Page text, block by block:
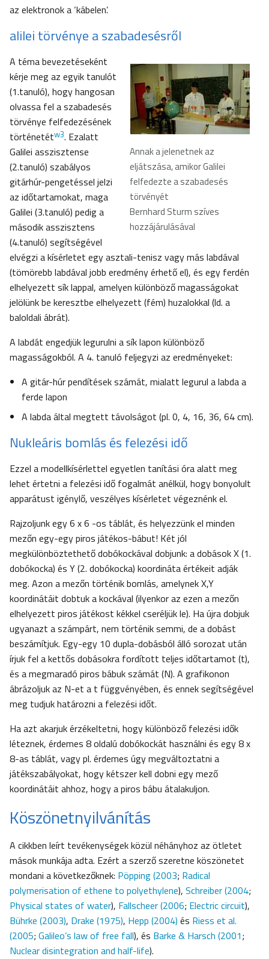
az elektronok a ‘kábelen’.
alilei törvénye a szabadesésről
Annak a jelenetnek az
eljátszása, amikor Galilei
felfedezte a szabadesés
törvényét
Bernhard Sturm szíves
hozzájárulásával
A téma bevezetéseként
kérje meg az egyik tanulót
(1.tanuló), hogy hangosan
olvassa fel a szabadesés
törvénye felfedezésének
történetétw3. Ezalatt
Galilei asszisztense
(2.tanuló) szabályos
gitárhúr-pengetéssel jelzi
az időtartamokat, maga
Galilei (3.tanuló) pedig a
második asszisztens
(4.tanuló) segítségével
elvégzi a kísérletet egy asztali-tenisz vagy más labdával
(tömörebb labdával jobb eredmény érhető el), és egy ferdén
elhelyezett sík lappal, amelyen különböző magasságokat
jelölünk be keresztbe elhelyezett (fém) huzalokkal (ld. a
baloldali ábrát).
A labdát engedjük legurulni a sík lapon különböző
magasságokból. A 4. tanuló feljegyzi az eredményeket:
A gitár-húr pendítések számát, mialatt legurul a labda a
ferde lapon
A labda által megtett távolságot (pl. 0, 4, 16, 36, 64 cm).
Nukleáris bomlás és felezési idő
Ezzel a modellkísérlettel egyetlen tanítási óra alatt meg
lehet értetni a felezési idő fogalmát anélkül, hogy bonyolult
apparátust igénylő, veszélyes kísérletet végeznénk el.
Rajzoljunk egy 6 x 6 -os táblát, és helyezzünk el minden
mezőn egy-egy piros játékos-bábut! Két jól
megkülönböztethető dobókockával dobjunk: a dobások X (1.
dobókocka) és Y (2. dobókocka) koordináta értékeit adják
meg. Azon a mezőn történik bomlás, amelynek X,Y
koordinátáit dobtuk a kockával (ilyenkor az ezen a mezőn
elhelyezett piros játékost kékkel cseréljük le). Ha újra dobjuk
ugyanazt a számpárt, nem történik semmi, de a dobást
beszámítjuk. Egy-egy 10 dupla-dobásból álló sorozat után
írjuk fel a kettős dobásokra fordított teljes időtartamot (t),
és a megmaradó piros bábuk számát (N). A grafikonon
ábrázoljuk az N-et a t függvényében, és ennek segítségével
meg tudjuk határozni a felezési időt.
Ha azt akarjuk érzékeltetni, hogy különböző felezési idők
léteznek, érdemes 8 oldalú dobókockát használni és egy 8 x
8-as táblát, vagy pl. érdemes úgy megváltoztatni a
játékszabályokat, hogy kétszer kell dobni egy mező
koordinátáit ahhoz, hogy a piros bábu átalakuljon.
Köszönetnyilvánítás
A cikkben leírt tevékenységek közül néhányhoz az ötletet
mások munkája adta. Ezért a szerző szeretne köszönetet
mondani a következőknek: Pöpping (2003; Radical
polymerisation of ethene to polyethylene), Schreiber (2004;
Physical states of water), Fallscheer (2006; Electric circuit),
Bührke (2003), Drake (1975), Hepp (2004) és Riess et al.
(2005; Galileo’s law of free fall), és Barke & Harsch (2001;
Nuclear disintegration and half-life).